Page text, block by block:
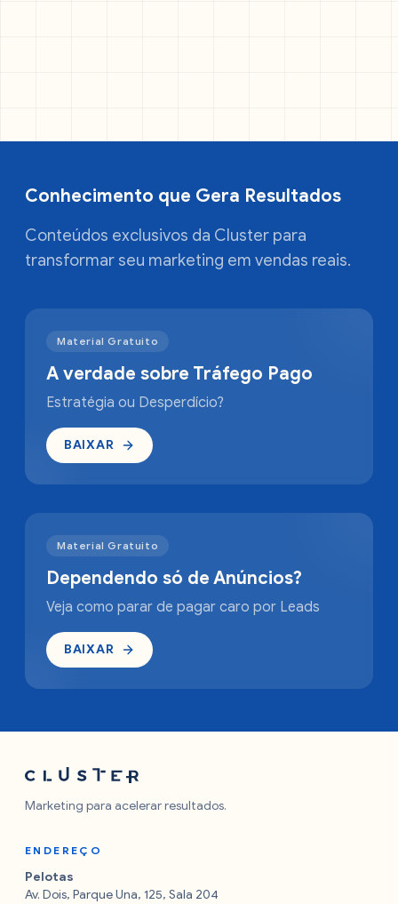
Conhecimento que Gera Resultados
Conteúdos exclusivos da Cluster para
transformar seu marketing em vendas reais.
Material Gratuito
A verdade sobre Tráfego Pago
Estratégia ou Desperdício?
BAIXAR
Material Gratuito
Dependendo só de Anúncios?
Veja como parar de pagar caro por Leads
BAIXAR
Marketing para acelerar resultados.
ENDEREÇO
Pelotas
Av. Dois, Parque Una, 125, Sala 204